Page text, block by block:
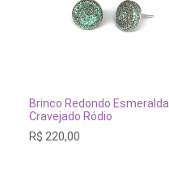
ESGOTADO
Brinco Redondo Esmeralda
Cravejado Ródio
R$ 220,00